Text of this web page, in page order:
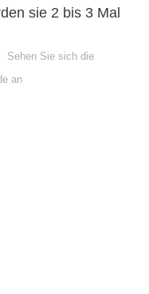
sie 2 bis 3 Mal
Sehen Sie sich die
an